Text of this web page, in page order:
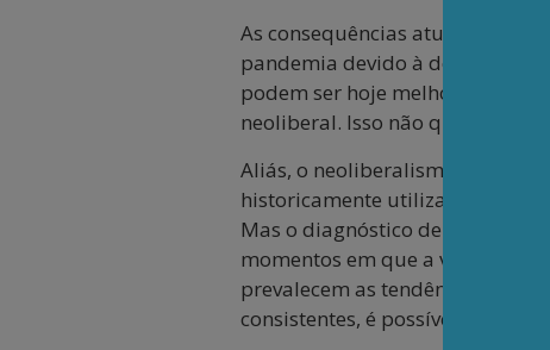
As consequências atuais do
pandemia devido à destruição
podem ser hoje melhor
neoliberal. Isso não quer dizer,
Aliás, o neoliberalismo
historicamente utilizados por
Mas o diagnóstico de crise da
momentos em que a velha
prevalecem as tendências
consistentes, é possível e